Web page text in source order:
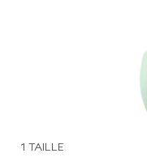
1 TAILLE